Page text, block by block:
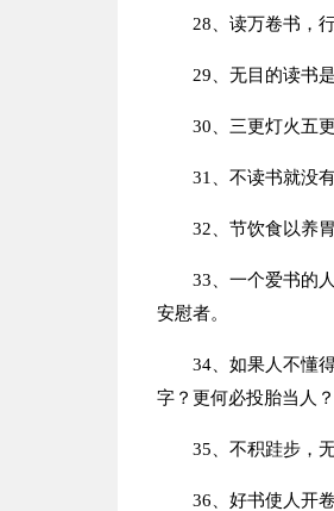
28、读万卷书，
29、无目的读书
30、三更灯火五
31、不读书就没
32、节饮食以养
33、一个爱书的
安慰者。
34、如果人不懂
字？更何必投胎当人？
35、不积跬步，
36、好书使人开